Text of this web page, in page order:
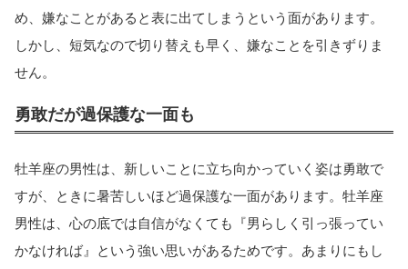
め、嫌なことがあると表に出てしまうという面があります。
しかし、短気なので切り替えも早く、嫌なことを引きずりま
せん。
勇敢だが過保護な一面も
牡羊座の男性は、新しいことに立ち向かっていく姿は勇敢で
すが、ときに暑苦しいほど過保護な一面があります。牡羊座
男性は、心の底では自信がなくても『男らしく引っ張ってい
かなければ』という強い思いがあるためです。あまりにもし